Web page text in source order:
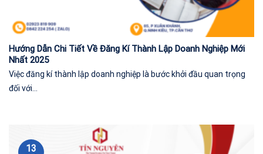
Hướng Dẫn Chi Tiết Về Đăng Kí Thành Lập Doanh Nghiệp Mới
Nhất 2025
Việc đăng kí thành lập doanh nghiệp là bước khởi đầu quan trọng
đối với...
13